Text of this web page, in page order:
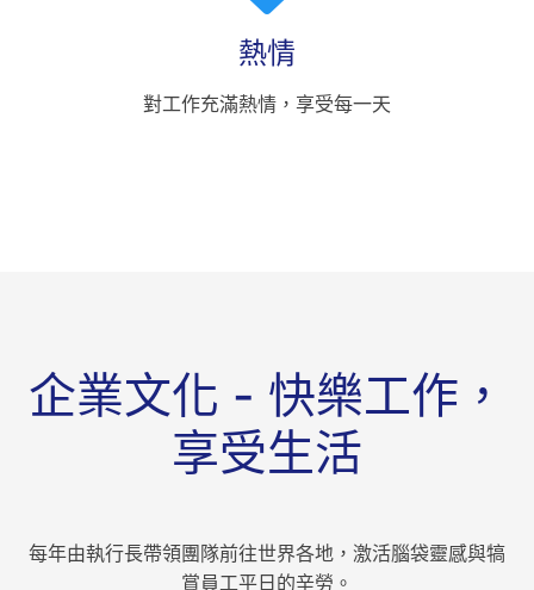
熱情
對工作充滿熱情，享受每一天
企業文化 - 快樂工作，
享受生活
每年由執行長帶領團隊前往世界各地，激活腦袋靈感與犒
賞員工平日的辛勞。